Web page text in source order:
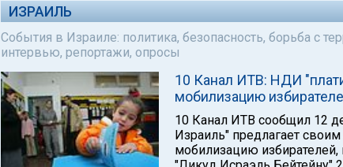
ИЗРАИЛЬ
События в Израиле: политика, безопасность, борьба с
интервью, репортажи, опросы
10 Канал ИТВ: НДИ
мобилизацию
10 Канал ИТВ сообщил 12
Израиль" предлагает
мобилизацию избирателей,